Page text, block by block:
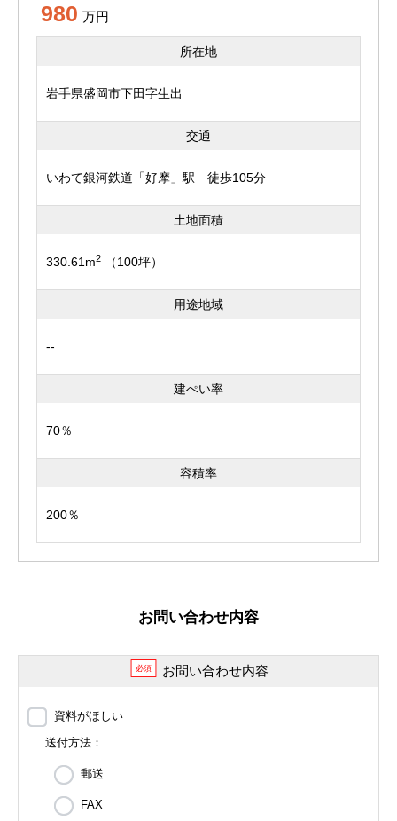
980 万円
所在地
岩手県盛岡市下田字生出
交通
いわて銀河鉄道「好摩」駅 徒歩105分
土地面積
330.61m2 （100坪）
用途地域
--
建ぺい率
70％
容積率
200％
お問い合わせ内容
必須 お問い合わせ内容
資料がほしい
送付方法：
郵送
FAX